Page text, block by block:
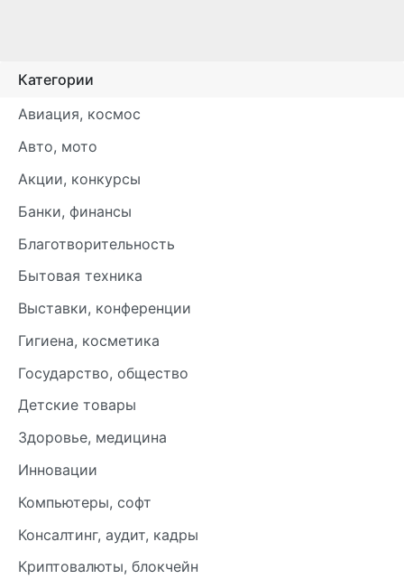
Категории
Авиация, космос
Авто, мото
Акции, конкурсы
Банки, финансы
Благотворительность
Бытовая техника
Выставки, конференции
Гигиена, косметика
Государство, общество
Детские товары
Здоровье, медицина
Инновации
Компьютеры, софт
Консалтинг, аудит, кадры
Криптовалюты, блокчейн